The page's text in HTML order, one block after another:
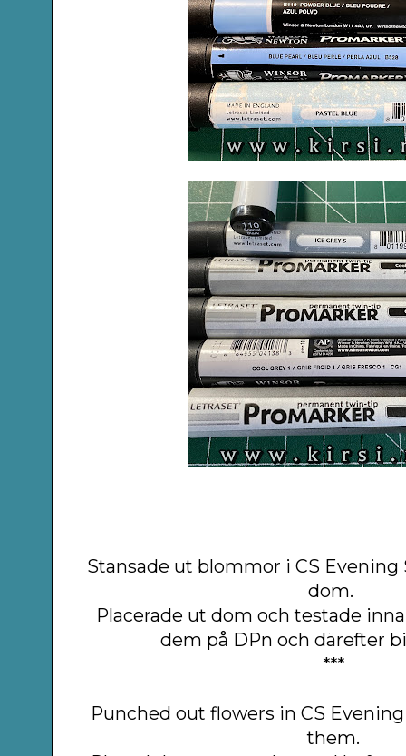
Stansade ut blommor i CS Evening
dom.
Placerade ut dom och testade
dem på DPn och därefter
***
Punched out flowers in CS
them.